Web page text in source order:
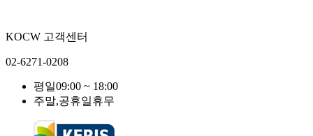
KOCW 고객센터
02-6271-0208
평일09:00 ~ 18:00
주말,공휴일휴무